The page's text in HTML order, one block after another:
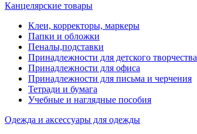
Канцелярские товары
Клеи, корректоры, маркеры
Папки и обложки
Пеналы,подставки
Принадлежности для детского творчества
Принадлежности для офиса
Принадлежности для письма и черчения
Тетради и бумага
Учебные и наглядные пособия
Одежда и аксессуары для одежды